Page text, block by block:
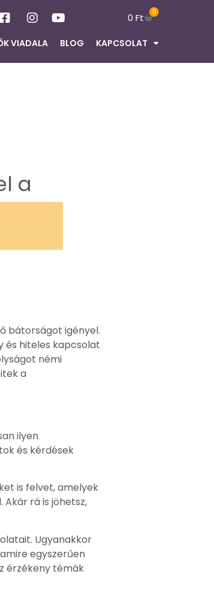
0Ft 0
VIADALA BLOG KAPCSOLAT
a
bátorságot igényel.
és hiteles kapcsolat
némi
a
ilyen
és kérdések
is felvet, amelyek
rá is jöhetsz,
Ugyanakkor
egyszerűen
érzékeny témák